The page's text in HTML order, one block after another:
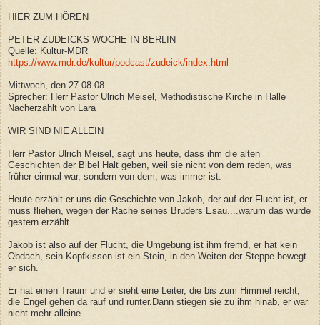
HIER ZUM HÖREN
PETER ZUDEICKS WOCHE IN BERLIN
Quelle: Kultur-MDR
https://www.mdr.de/kultur/podcast/zudeick/index.html
Mittwoch, den 27.08.08
Sprecher: Herr Pastor Ulrich Meisel, Methodistische Kirche in Halle
Nacherzählt von Lara
WIR SIND NIE ALLEIN
Herr Pastor Ulrich Meisel, sagt uns heute, dass ihm die alten
Geschichten der Bibel Halt geben, weil sie nicht von dem reden, was
früher einmal war, sondern von dem, was immer ist.
Heute erzählt er uns die Geschichte von Jakob, der auf der Flucht ist, er
muss fliehen, wegen der Rache seines Bruders Esau....warum das wurde
gestern erzählt ...
Jakob ist also auf der Flucht, die Umgebung ist ihm fremd, er hat kein
Obdach, sein Kopfkissen ist ein Stein, in den Weiten der Steppe bewegt
er sich.
Er hat einen Traum und er sieht eine Leiter, die bis zum Himmel reicht,
die Engel gehen da rauf und runter.Dann stiegen sie zu ihm hinab, er war
nicht mehr alleine.